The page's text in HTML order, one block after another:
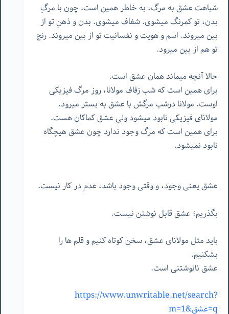
شباهت عشق به مرگ، به خاطر همین است. چون با مرگِ
بدن، تو کمرنگ میشوی. شفاف میشوی. بدن و ذهنِ تو از
بین میروند. اسم و هویت و نفسانیت تو از بین میروند. رنج
تو هم از بین میرود.
حالا آنچه میماند همان عشق است.
برای همین است که شب زفاف مولانا، روز مرگ فیزیکی
اوست. مولانا درشب مرگش با عشق به بستر میرود.
مولانای فیزیکی نابود میشود ولی عشق کماکان هست.
برای همین است که مرگ وجود ندارد چون عشق هیچگاه
نابود نمیشود.
عشق یعنی وجود، و وقتی وجود باشد، عدم در کار نیست.
بگذریم؛ عشق قابل نوشتن نیست.
باید مثل مولانای عشق، سخن کوتاه کنیم و قلم ها را
بشکنیم.
عشق نانوشتنی است.
https://www.unwritable.net/search?
q=عشق&m=1